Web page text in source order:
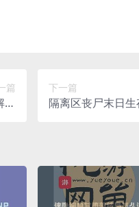
篇 下一篇
隔离区丧尸末日